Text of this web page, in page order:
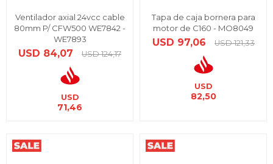
Ventilador axial 24vcc cable
80mm P/ CFW500 WE7842 -
WE7893
USD 84,07 USD 124,17
USD
71,46
Tapa de caja bornera para
motor de C160 - MO8049
USD 97,06 USD 121,33
USD
82,50